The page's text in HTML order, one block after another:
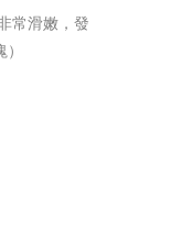
常滑嫩，發